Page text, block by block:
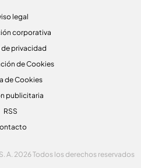
legal
corporativa
privacidad
de Cookies
de Cookies
publicitaria
RSS
A. 2026 Todos los derechos reservados